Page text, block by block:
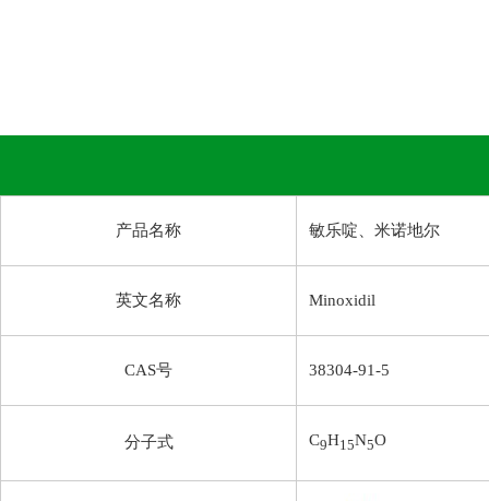
产品名称 敏乐啶、米诺地尔
英文名称 Minoxidil
CAS号 38304-91-5
分子式 C9H15N5O